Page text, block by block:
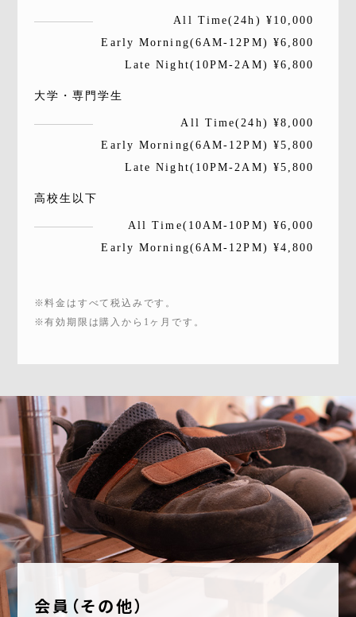
All Time(24h) ¥10,000
Early Morning(6AM-12PM) ¥6,800
Late Night(10PM-2AM) ¥6,800
大学・専門学生
All Time(24h) ¥8,000
Early Morning(6AM-12PM) ¥5,800
Late Night(10PM-2AM) ¥5,800
高校生以下
All Time(10AM-10PM) ¥6,000
Early Morning(6AM-12PM) ¥4,800
※料金はすべて税込みです。
※有効期限は購入から1ヶ月です。
会員（その他）